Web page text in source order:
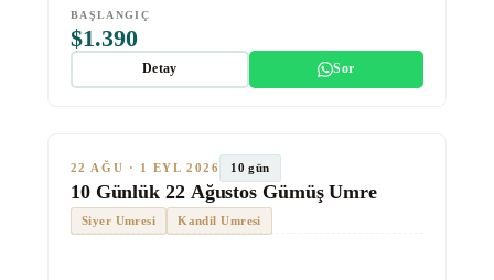
BAŞLANGIÇ
$1.390
Detay Sor
TUR #1014 SON KOLTUKLAR
22 AĞU · 1 EYL 2026 10 gün
10 Günlük 22 Ağustos Gümüş Umre
Siyer Umresi Kandil Umresi